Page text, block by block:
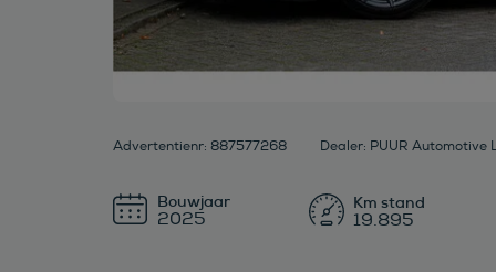
Advertentienr: 887577268 Dealer: PUUR Automotive
Bouwjaar
2025 19.895